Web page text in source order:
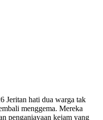
Jeritan hati dua warga tak
menggema. Mereka
penganiayaan kejam yang